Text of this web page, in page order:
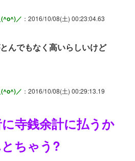
(^o^)／ ：2016/10/08(土) 00:23:04.63
んでもなく高いらしいけど
(^o^)／ ：2016/10/08(土) 00:29:13.19
寺銭余計に払うか
ちゃう?